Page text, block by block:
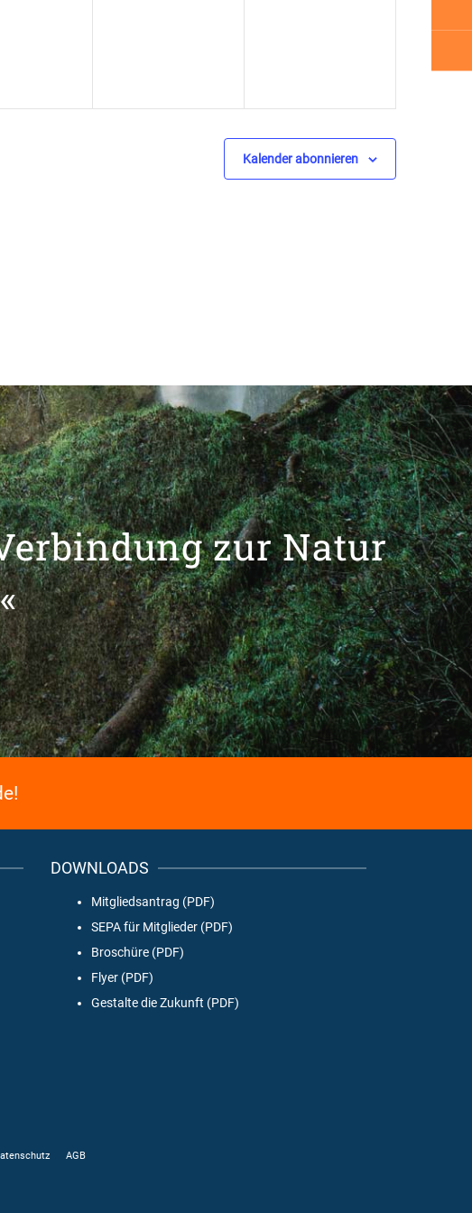
Kalender abonnieren
zur Natur
DOWNLOADS
Mitgliedsantrag (PDF)
SEPA für Mitglieder (PDF)
Broschüre (PDF)
Flyer (PDF)
Gestalte die Zukunft (PDF)
AGB